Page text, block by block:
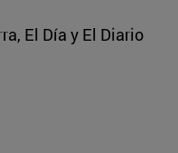
El Día y El Diario